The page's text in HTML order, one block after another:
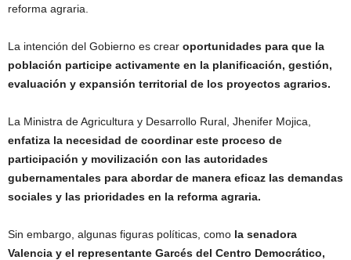
reforma agraria.
La intención del Gobierno es crear oportunidades para que la
población participe activamente en la planificación, gestión,
evaluación y expansión territorial de los proyectos agrarios.
La Ministra de Agricultura y Desarrollo Rural, Jhenifer Mojica,
enfatiza la necesidad de coordinar este proceso de
participación y movilización con las autoridades
gubernamentales para abordar de manera eficaz las demandas
sociales y las prioridades en la reforma agraria.
Sin embargo, algunas figuras políticas, como la senadora
Valencia y el representante Garcés del Centro Democrático,